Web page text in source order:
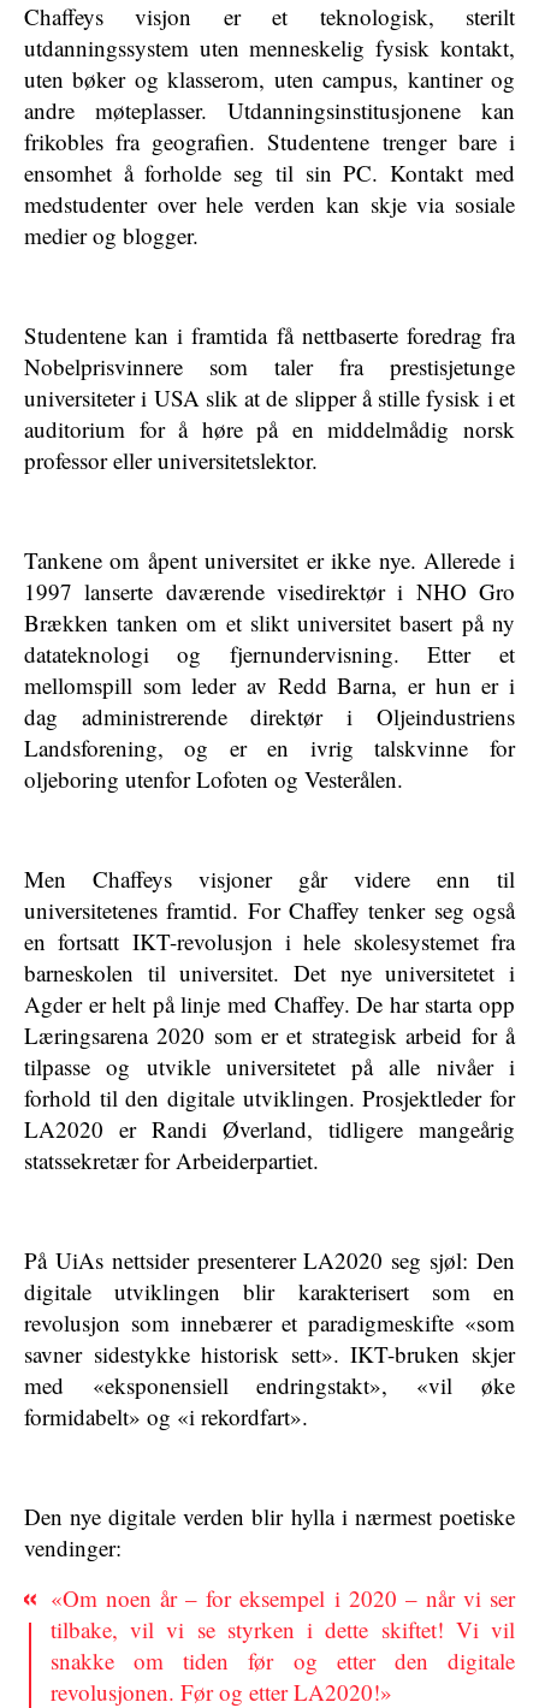
Chaffeys visjon er et teknologisk, sterilt
utdanningssystem uten menneskelig fysisk kontakt,
uten bøker og klasserom, uten campus, kantiner og
andre møteplasser. Utdanningsinstitusjonene kan
frikobles fra geografien. Studentene trenger bare i
ensomhet å forholde seg til sin PC. Kontakt med
medstudenter over hele verden kan skje via sosiale
medier og blogger.
Studentene kan i framtida få nettbaserte foredrag fra
Nobelprisvinnere som taler fra prestisjetunge
universiteter i USA slik at de slipper å stille fysisk i et
auditorium for å høre på en middelmådig norsk
professor eller universitetslektor.
Tankene om åpent universitet er ikke nye. Allerede i
1997 lanserte daværende visedirektør i NHO Gro
Brækken tanken om et slikt universitet basert på ny
datateknologi og fjernundervisning. Etter et
mellomspill som leder av Redd Barna, er hun er i
dag administrerende direktør i Oljeindustriens
Landsforening, og er en ivrig talskvinne for
oljeboring utenfor Lofoten og Vesterålen.
Men Chaffeys visjoner går videre enn til
universitetenes framtid. For Chaffey tenker seg også
en fortsatt IKT-revolusjon i hele skolesystemet fra
barneskolen til universitet. Det nye universitetet i
Agder er helt på linje med Chaffey. De har starta opp
Læringsarena 2020 som er et strategisk arbeid for å
tilpasse og utvikle universitetet på alle nivåer i
forhold til den digitale utviklingen. Prosjektleder for
LA2020 er Randi Øverland, tidligere mangeårig
statssekretær for Arbeiderpartiet.
På UiAs nettsider presenterer LA2020 seg sjøl: Den
digitale utviklingen blir karakterisert som en
revolusjon som innebærer et paradigmeskifte «som
savner sidestykke historisk sett». IKT-bruken skjer
med «eksponensiell endringstakt», «vil øke
formidabelt» og «i rekordfart».
Den nye digitale verden blir hylla i nærmest poetiske
vendinger:
«Om noen år – for eksempel i 2020 – når vi ser
tilbake, vil vi se styrken i dette skiftet! Vi vil
snakke om tiden før og etter den digitale
revolusjonen. Før og etter LA2020!»